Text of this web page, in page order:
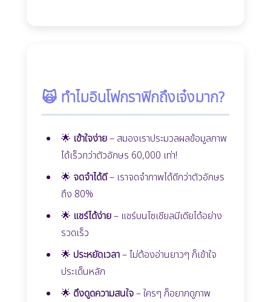
🙀 ทำไมอินโฟกราฟิกถึงเจ๋งมาก?
🌟 เข้าใจง่าย– สมองเราประมวลผลข้อมูลภาพ
ได้เร็วกว่าตัวอักษร 60,000 เท่า!
🌟 จดจำได้ดี– เราจดจำภาพได้ดีกว่าตัวอักษร
ถึง 80%
🌟 แชร์ได้ง่าย– แชร์บนโซเชียลมีเดียได้อย่าง
รวดเร็ว
🌟 ประหยัดเวลา– ไม่ต้องอ่านยาวๆ ก็เข้าใจ
ประเด็นหลัก
🌟 ดึงดูดความสนใจ– ใครๆ ก็อยากดูภาพ